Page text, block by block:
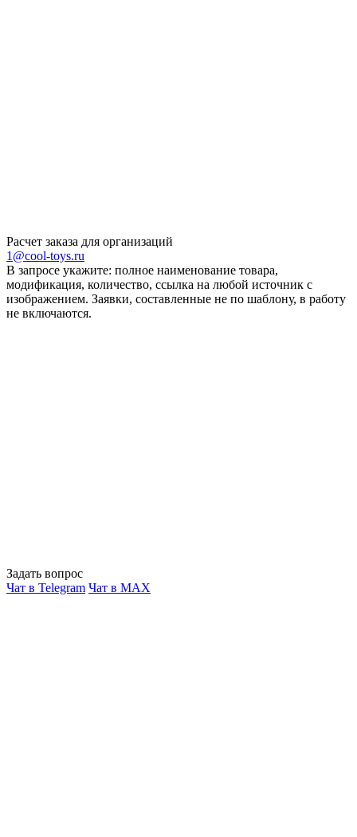
Расчет заказа для организаций
1@cool-toys.ru
В запросе укажите: полное наименование товара,
модификация, количество, ссылка на любой источник с
изображением. Заявки, составленные не по шаблону, в работу
не включаются.
Задать вопрос
Чат в Telegram Чат в MAX